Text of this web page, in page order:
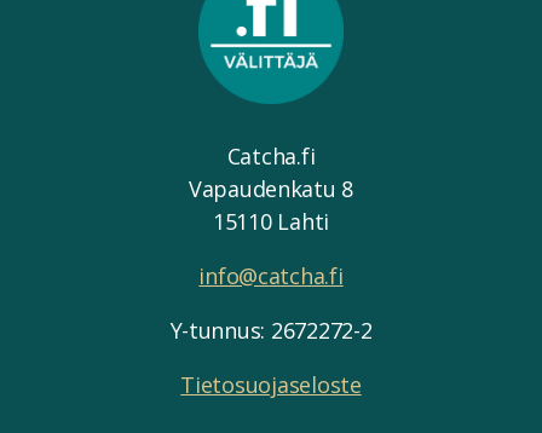
Catcha.fi
Vapaudenkatu 8
15110 Lahti
info@catcha.fi
Y-tunnus: 2672272-2
Tietosuojaseloste